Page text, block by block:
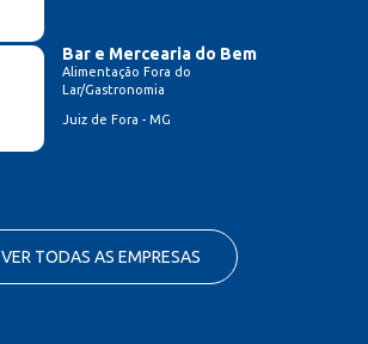
Bar e Mercearia do Bem
Alimentação Fora do
Lar/Gastronomia
Juiz de Fora - MG
VER TODAS AS EMPRESAS